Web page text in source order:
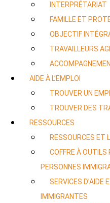
INTERPRÉTARIAT
FAMILLE ET
OBJECTIF
TRAVAILLEURS
AIDE À L’EMPLOI
TROUVER UN
TROUVER DES
RESSOURCES
RESSOURCES ET
COFFRE À OUTILS
PERSONNES
SERVICES D’AIDE
IMMIGRANTES